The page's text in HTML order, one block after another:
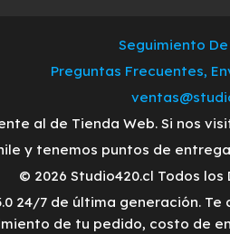
Seguimiento
Preguntas Frecuentes,
al de Tienda Web. Si nos
y tenemos puntos de
© 2026 Studio420.cl Todos
24/7 de última generación.
de tu pedido, costo de